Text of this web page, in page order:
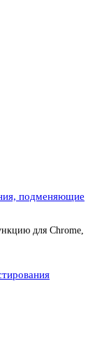
подменяющие
для Chrome,